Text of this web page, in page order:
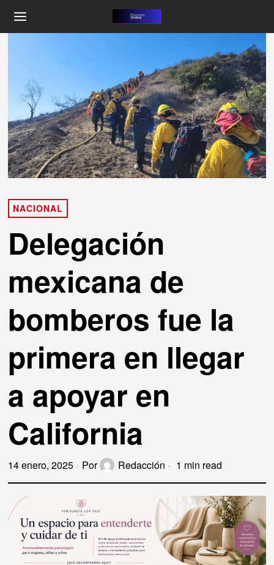
NACIONAL
Delegación
mexicana de
bomberos fue la
primera en llegar
a apoyar en
California
14 enero, 2025 Por Redacción 1 min read